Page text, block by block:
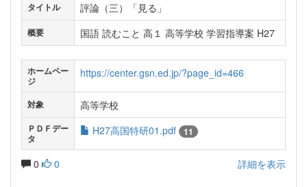
タイトル 評論（三）「見る」
概要 国語 読むこと 高１ 高等学校 学習指導案 H27
ホームペー
ジ
https://center.gsn.ed.jp/?page_id=466
対象 高等学校
ＰＤＦデー
タ
H27高国特研01.pdf 11
0 0 詳細を表示